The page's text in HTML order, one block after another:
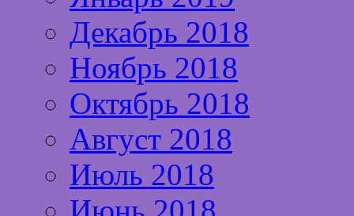
Декабрь 2018
Ноябрь 2018
Октябрь 2018
Август 2018
Июль 2018